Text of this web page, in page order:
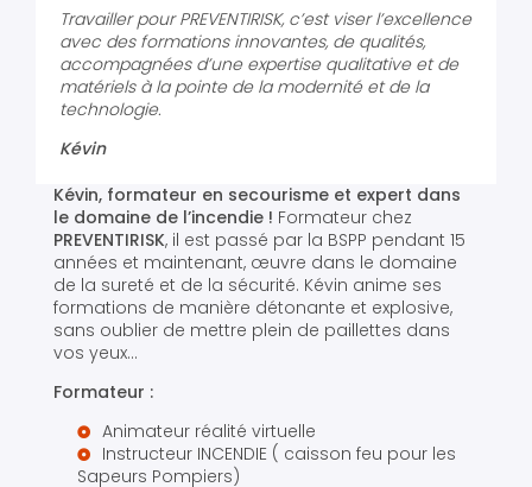
Travailler pour PREVENTIRISK, c’est viser l’excellence
avec des formations innovantes, de qualités,
accompagnées d’une expertise qualitative et de
matériels à la pointe de la modernité et de la
technologie.
Kévin
Kévin, formateur en secourisme et expert dans
le domaine de l’incendie ! Formateur chez
PREVENTIRISK, il est passé par la BSPP pendant 15
années et maintenant, œuvre dans le domaine
de la sureté et de la sécurité. Kévin anime ses
formations de manière détonante et explosive,
sans oublier de mettre plein de paillettes dans
vos yeux…
Formateur :
Animateur réalité virtuelle
Instructeur INCENDIE ( caisson feu pour les
Sapeurs Pompiers)